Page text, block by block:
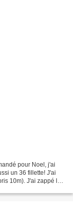
pour Noel, j'ai
un 36 fillette! J'ai
10m). J'ai zappé les